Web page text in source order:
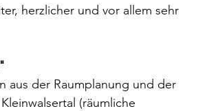
herzlicher und vor allem sehr
aus der Raumplanung und der
(räumliche